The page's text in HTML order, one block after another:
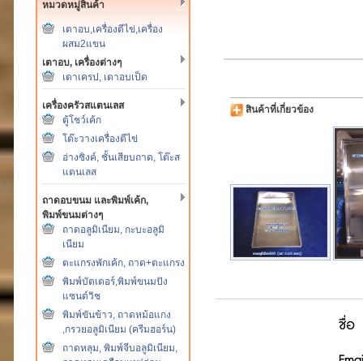
หมวดหมู่สินค้า
เตาอบ,เครื่องตีไข่,เครื่อง
ผสม2แขน
เตาอบ, เครื่องต่างๆ
เตาเครป, เตาอบเป็ด
เครื่องครัวสแตนเลส
ตู้โชว์เค้ก
โต๊ะวางเครื่องตีไข่
อ่างซิงค์, ชั้นเสียบถาด, โต๊ะส
แตนเลส
ถาดอบขนม และพิมพ์เค้ก,
พิมพ์ขนมต่างๆ
ถาดอลูมิเนียม, กะบะอลูมิ
เนียม
ตะแกรงพักเค้ก, ถาด+ตะแกรง
พิมพ์บัตเตอร์,พิมพ์ขนมปัง
แซนด์วิช
พิมพ์ขันข้าว, ถาดหม้อแกง
,กรวยอลูมิเนียม (ครีมฮอร์น)
ถาดหลุม, พิมพ์จีบอลูมิเนียม,
สินค้าที่เกี่ยวข้อง
ชื่อ